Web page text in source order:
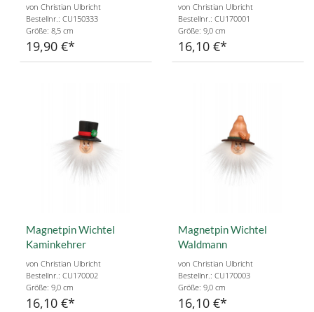
von Christian Ulbricht
Bestellnr.: CU150333
Größe: 8,5 cm
19,90 €
von Christian Ulbricht
Bestellnr.: CU170001
Größe: 9,0 cm
16,10 €
Magnetpin Wichtel
Kaminkehrer
von Christian Ulbricht
Bestellnr.: CU170002
Größe: 9,0 cm
16,10 €
Magnetpin Wichtel
Waldmann
von Christian Ulbricht
Bestellnr.: CU170003
Größe: 9,0 cm
16,10 €